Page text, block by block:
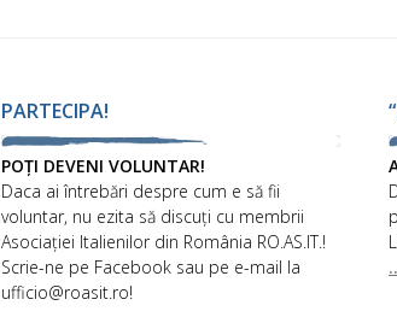
PARTECIPA!
POȚI DEVENI VOLUNTAR!
Daca ai întrebări despre cum e să fii
voluntar, nu ezita să discuți cu membrii
Asociației Italienilor din România RO.AS.IT.!
Scrie-ne pe Facebook sau pe e-mail la
ufficio@roasit.ro!